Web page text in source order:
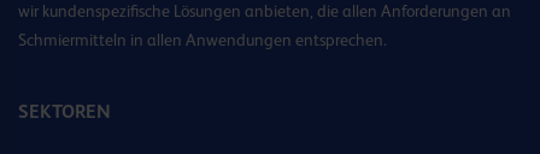
wir kundenspezifische Lösungen anbieten, die allen Anforderungen an
Schmiermitteln in allen Anwendungen entsprechen.
SEKTOREN